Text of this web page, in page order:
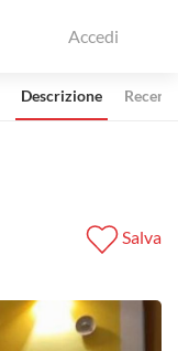
Accedi
Descrizione
Salva